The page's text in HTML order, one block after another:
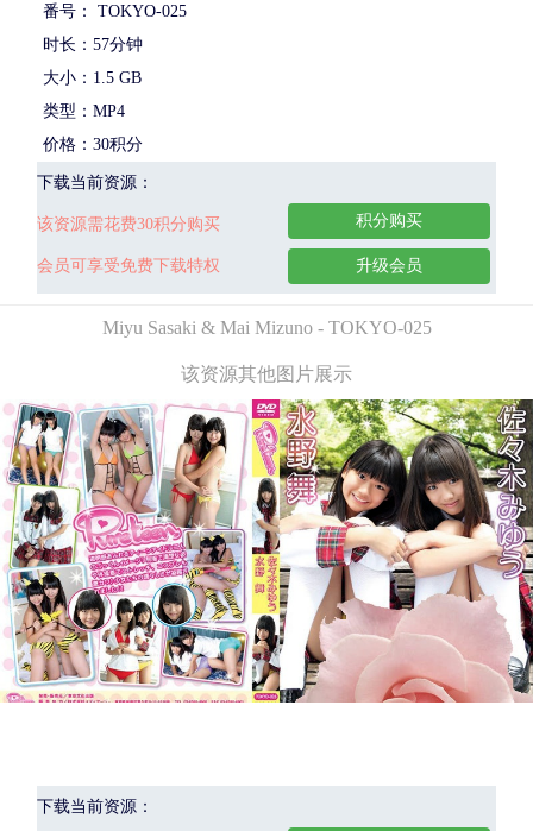
番号： TOKYO-025
时长：57分钟
大小：1.5 GB
类型：MP4
价格：30积分
下载当前资源：
该资源需花费30积分购买
会员可享受免费下载特权
积分购买
升级会员
Miyu Sasaki & Mai Mizuno - TOKYO-025
该资源其他图片展示
下载当前资源：